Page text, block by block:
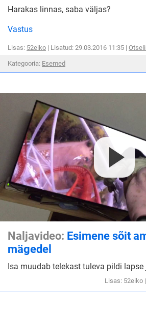
Harakas linnas, saba väljas?
Vastus
Lisas: 52eiko | Lisatud: 29.03.2016 11:35 |
Kategooria: Esemed
Naljavideo: Esimene sõit
mägedel
Isa muudab telekast tuleva pildi lapse
Lisas: 52eiko